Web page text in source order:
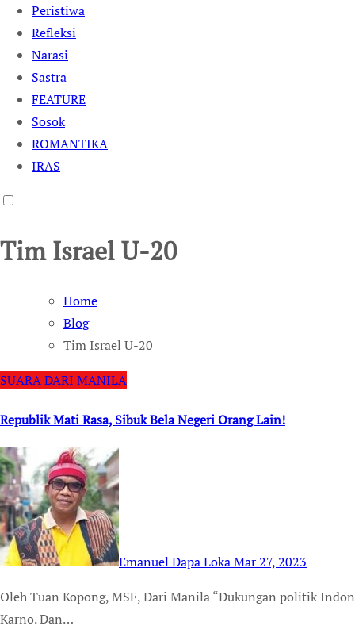
Peristiwa
Refleksi
Narasi
Sastra
FEATURE
Sosok
ROMANTIKA
IRAS
Tim Israel U-20
Home
Blog
Tim Israel U-20
SUARA DARI MANILA
Republik Mati Rasa, Sibuk Bela Negeri Orang Lain!
Emanuel Dapa LokaMar 27, 2023
Oleh Tuan Kopong, MSF, Dari Manila “Dukungan politik Indonesia untuk Palestina sudah ada sejak zaman Bung
Karno. Dan…